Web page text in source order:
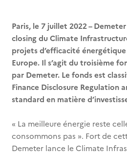
Paris, le 7 juillet 2022 –
closing du Climate
projets d’efficacité
Europe. Il s’agit du troisième
par Demeter. Le fonds est
Finance Disclosure Regulation
standard en matière
« La meilleure énergie reste
consommons pas ». Fort de
Demeter lance le Climate